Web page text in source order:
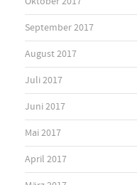
September 2017
August 2017
Juli 2017
Juni 2017
Mai 2017
April 2017